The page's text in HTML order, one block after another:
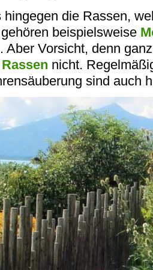
hingegen die Rassen,
beispielsweise
Aber Vorsicht, denn
Rassen nicht.
sind auch